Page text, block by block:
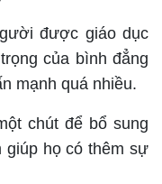
được giáo dục
của bình đẳng
mạnh quá nhiều.
chút để bổ sung
giúp họ có thêm sự